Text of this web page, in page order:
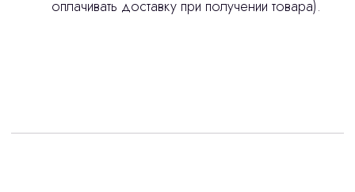
оплачивать доставку при получении товара).
Интересует лизинг?